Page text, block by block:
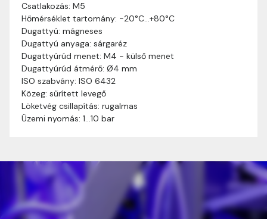
Csatlakozás: M5
Hőmérséklet tartomány: -20°C…+80°C
Dugattyú: mágneses
Dugattyú anyaga: sárgaréz
Dugattyúrúd menet: M4 - külső menet
Dugattyúrúd átmérő: Ø4 mm
ISO szabvány: ISO 6432
Közeg: sűrített levegő
Löketvég csillapítás: rugalmas
Üzemi nyomás: 1…10 bar
Szállítási idő:Általában a megrendeléseket 2-5
munkanapon belül kézbesítjük. Amennyiben
valamilyen okból kifolyólag a szállítás hosszabb
ideig tart, előre értesítünk benneteket.
Szállítási díj:A szállítási díj függ a termék súlyától
és a szállítási cím távolságától. A pontos szállítási
díjat a vásárlás folyamata során megtekinthetitek,
mielőtt a rendelést véglegesítitek.